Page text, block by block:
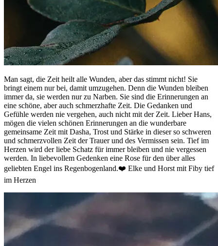
Man sagt, die Zeit heilt alle Wunden, aber das stimmt nicht! Sie
bringt einem nur bei, damit umzugehen. Denn die Wunden bleiben
immer da, sie werden nur zu Narben. Sie sind die Erinnerungen an
eine schöne, aber auch schmerzhafte Zeit. Die Gedanken und
Gefühle werden nie vergehen, auch nicht mit der Zeit. Lieber Hans,
mögen die vielen schönen Erinnerungen an die wunderbare
gemeinsame Zeit mit Dasha, Trost und Stärke in dieser so schweren
und schmerzvollen Zeit der Trauer und des Vermissen sein. Tief im
Herzen wird der liebe Schatz für immer bleiben und nie vergessen
werden. In liebevollem Gedenken eine Rose für den über alles
geliebten Engel ins Regenbogenland.❤️ Elke und Horst mit Fiby tief
im Herzen